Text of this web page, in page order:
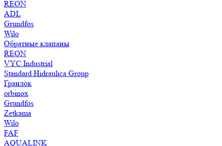
REON
ADL
Grundfos
Wilo
Обратные клапаны
REON
VYC Industrial
Standard Hidraulica Group
Гранлок
orbinox
Grundfos
Zetkama
Wilo
FAF
AQUALINK